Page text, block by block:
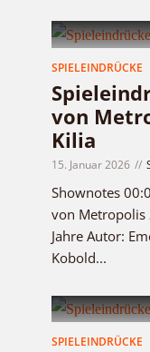
SPIELEINDRÜCKE
von
Kilia
15. Januar 2026
Shownotes
von Metropolis
Jahre Autor:
Kobold...
SPIELEINDRÜCKE